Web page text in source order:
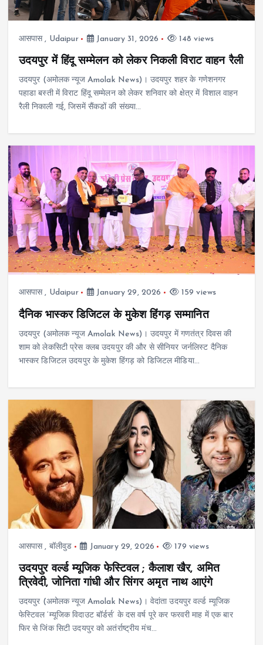
आसपास, Udaipur January 31, 2026 148 views
उदयपुर में हिंदू सम्मेलन को लेकर निकली विराट वाहन रैली
उदयपुर (अमोलक न्यूज Amolak News)। उदयपुर शहर के गणेशनगर
पहाडा बस्ती में विराट हिंदू सम्मेलन को लेकर शनिवार को क्षेत्र में विशाल वाहन
रैली निकाली गई, जिसमें सैंकडों की संख्या…
आसपास, Udaipur January 29, 2026 159 views
दैनिक भास्कर डिजिटल के मुकेश हिंगड़ सम्मानित
उदयपुर (अमोलक न्यूज Amolak News)। उदयपुर में गणतंत्र दिवस की
शाम को लेकसिटी प्रेस क्लब उदयपुर की और से सीनियर जर्नलिस्ट दैनिक
भास्कर डिजिटल उदयपुर के मुकेश हिंगड़ को डिजिटल मीडिया…
आसपास, बॉलीवुड January 29, 2026 179 views
उदयपुर वर्ल्ड म्यूजिक फेस्टिवल ; कैलाश खैर, अमित
त्रिवेदी, जोनिता गांधी और सिंगर अमृत नाथ आएंगे
उदयपुर (अमोलक न्यूज Amolak News)। वेदांता उदयपुर वर्ल्ड म्यूजिक
फेस्टिवल ‘म्यूजिक विदाउट बॉर्डर्स’ के दस वर्ष पूरे कर फरवरी माह में एक बार
फिर से जिंक सिटी उदयपुर को अतंर्राष्ट्रीय मंच…